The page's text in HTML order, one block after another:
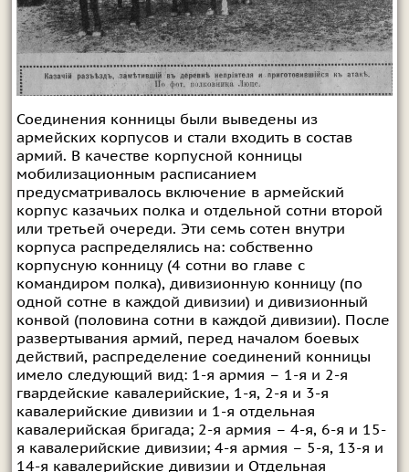
Соединения конницы были выведены из
армейских корпусов и стали входить в состав
армий. В качестве корпусной конницы
мобилизационным расписанием
предусматривалось включение в армейский
корпус казачьих полка и отдельной сотни второй
или третьей очереди. Эти семь сотен внутри
корпуса распределялись на: собственно
корпусную конницу (4 сотни во главе с
командиром полка), дивизионную конницу (по
одной сотне в каждой дивизии) и дивизионный
конвой (половина сотни в каждой дивизии). После
развертывания армий, перед началом боевых
действий, распределение соединений конницы
имело следующий вид: 1-я армия – 1-я и 2-я
гвардейские кавалерийские, 1-я, 2-я и 3-я
кавалерийские дивизии и 1-я отдельная
кавалерийская бригада; 2-я армия – 4-я, 6-я и 15-
я кавалерийские дивизии; 4-я армия – 5-я, 13-я и
14-я кавалерийские дивизии и Отдельная